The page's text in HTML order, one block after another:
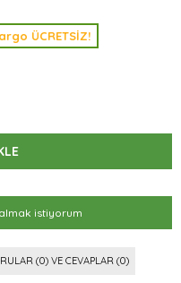
ÜCRETSİZ!
istiyorum
(0) VE CEVAPLAR (0)